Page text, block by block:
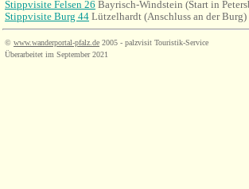
Stippvisite Felsen 26 Bayrisch-Windstein (Start in
Stippvisite Burg 44 Lützelhardt (Anschluss an der Burg)
© www.wanderportal-pfalz.de 2005 - palzvisit Touristik-Service
Überarbeitet im September 2021